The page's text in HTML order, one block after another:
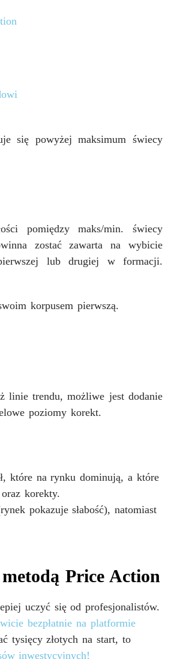
się powyżej maksimum świecy
pomiędzy maks/min. świecy
zostać zawarta na wybicie
lub drugiej w formacji.
korpusem pierwszą.
linie trendu, możliwe jest dodanie
poziomy korekt.
które na rynku dominują, a które
korekty.
pokazuje słabość), natomiast
Price Action
uczyć się od profesjonalistów.
bezpłatnie na platformie
tysięcy złotych na start, to
inwestycyjnych!